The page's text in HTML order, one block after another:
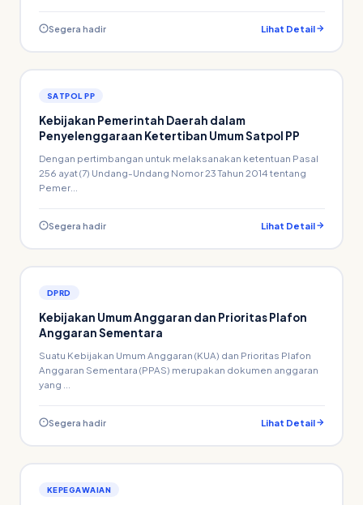
Segera hadir Lihat Detail
SATPOL PP
Kebijakan Pemerintah Daerah dalam
Penyelenggaraan Ketertiban Umum Satpol PP
Dengan pertimbangan untuk melaksanakan ketentuan Pasal
256 ayat (7) Undang-Undang Nomor 23 Tahun 2014 tentang
Pemer...
Segera hadir Lihat Detail
DPRD
Kebijakan Umum Anggaran dan Prioritas Plafon
Anggaran Sementara
Suatu Kebijakan Umum Anggaran (KUA) dan Prioritas Plafon
Anggaran Sementara (PPAS) merupakan dokumen anggaran
yang ...
Segera hadir Lihat Detail
KEPEGAWAIAN